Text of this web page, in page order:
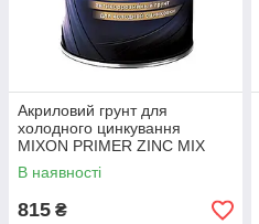
Акриловий грунт для
холодного цинкування
MIXON PRIMER ZINC MIX
988 1.6 кг
В наявності
815 ₴